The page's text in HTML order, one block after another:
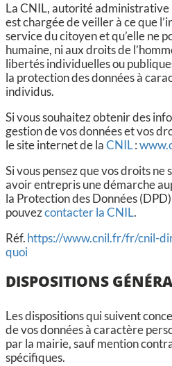
La CNIL, autorité
est chargée de veiller à ce que
service du citoyen et qu’elle ne
humaine, ni aux droits de
libertés individuelles ou
la protection des données à
individus.
Si vous souhaitez obtenir des
gestion de vos données et vos
le site internet de laCNIL:
Si vous pensez que vos droits ne
avoir entrepris une démarche
la Protection des Données
pouvezcontacter la CNIL.
Réf.https://www.cnil.fr/fr/cnil-
quoi
DISPOSITIONS
Les dispositions qui suivent
de vos données à caractère
par la mairie, sauf mention
spécifiques.